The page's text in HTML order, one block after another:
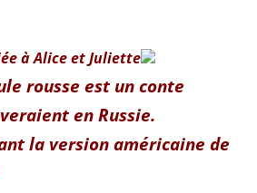
à Alice et Juliette
rousse est un conte
en Russie.
la version américaine de